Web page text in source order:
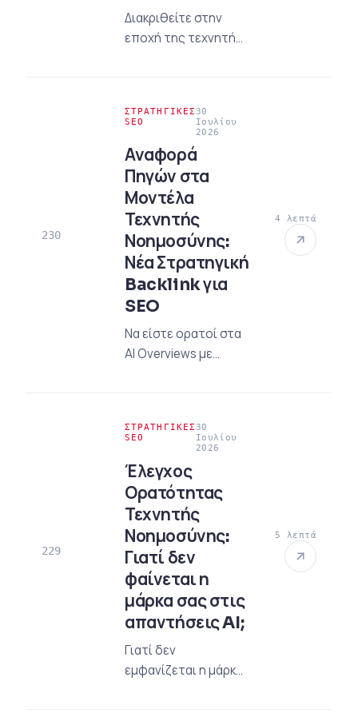
Διακριθείτε στην
εποχή της τεχνητής
Google AI Overviews.
Μάθετε πώς να
αναπτύξετε
στρατηγικές GEO
περιπλανώντας
πέρα από τις
παραδοσιακές
μετρήσεις.
230
ΣΤΡΑΤΗΓΙΚΈΣ
SEO
30
Ιουλίου
2026
Αναφορά
Πηγών στα
Μοντέλα
Τεχνητής
Νοημοσύνης:
Νέα Στρατηγική
Backlink για
SEO
Να είστε ορατοί στα
AI Overviews με
νοημοσύνης.
Αυξήστε την
αυθεντία σας με
αρχιτεκτονική
περιεχομένου,
τακτικές GEO και
παρακολούθηση
αναφορών AI.
4 λεπτά
229
ΣΤΡΑΤΗΓΙΚΈΣ
SEO
30
Ιουλίου
2026
Έλεγχος
Ορατότητας
Τεχνητής
Νοημοσύνης:
Γιατί δεν
φαίνεται η
μάρκα σας στις
απαντήσεις AI;
Γιατί δεν
εμφανίζεται η μάρκα
5 λεπτά